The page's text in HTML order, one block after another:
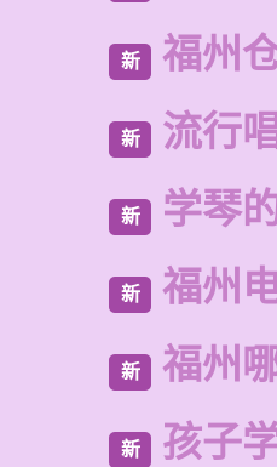
新 福州
新 流行
新 学琴
新 福州
新 福州
新 孩子